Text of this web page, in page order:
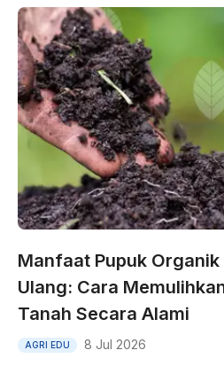
Manfaat Pupuk
Ulang: Cara
Tanah Secara Alami
AGRI EDU 8 Jul 2026